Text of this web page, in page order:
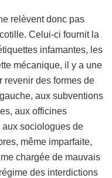
relèvent donc pas
Celui-ci fournit la
infamantes, les
mécanique, il y a une
revenir des formes de
aux subventions
aux officines
sociologues de
même imparfaite,
chargée de mauvais
des interdictions